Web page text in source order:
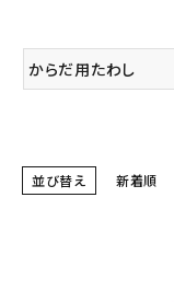
新商品
美容・コスメ・香水
からだ用たわし
並び替え 新着順